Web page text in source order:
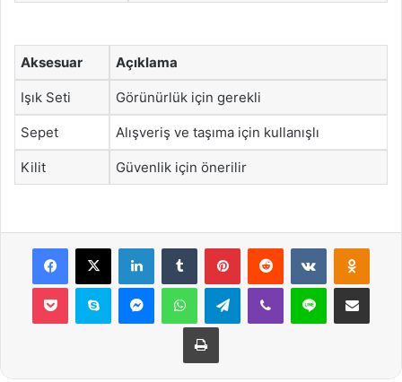
Aksesuar Açıklama
Işık Seti Görünürlük için gerekli
Sepet Alışveriş ve taşıma için kullanışlı
Kilit Güvenlik için önerilir
Facebook
X LinkedInTumblr PinterestReddit VKontakte
Pocket Skype MessengerWhatsAppTelegramViber Line E-Posta ile
Yazdır